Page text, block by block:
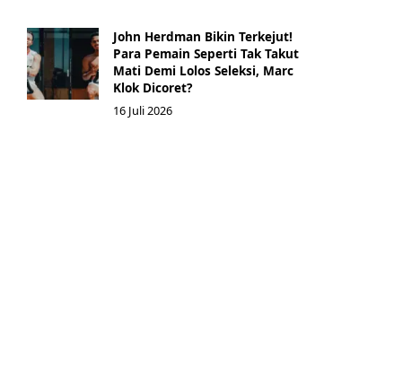
John Herdman Bikin Terkejut!
Para Pemain Seperti Tak Takut
Mati Demi Lolos Seleksi, Marc
Klok Dicoret?
16 Juli 2026